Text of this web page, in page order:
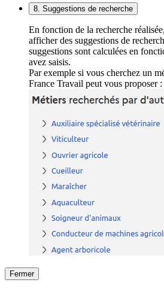
8. Suggestions de recherche
En fonction de la recherche
afficher des suggestions de
suggestions sont calculées en
avez saisis.
Par exemple si vous cherchez un
France Travail peut vous proposer :
Fermer